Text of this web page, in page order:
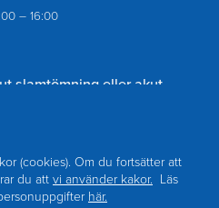
(cookies). Om du fortsätter att
du att vi använder kakor. Läs
här.
– 16:00
slamtömning eller akut